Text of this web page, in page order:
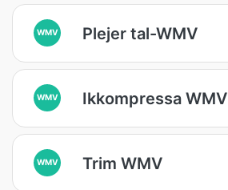
WMV Plejer tal-WMV
WMV Ikkompressa WMV
WMV Trim WMV